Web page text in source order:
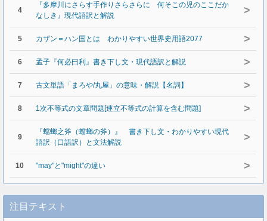
4
『多摩川にさらす手作りさらさらに 何そこの児のここだか
なしき』現代語訳と解説
>
5 カザン＝ハン国とは わかりやすい世界史用語2077 >
6 孟子『何必曰利』書き下し文・現代語訳と解説 >
7 古文単語「まろや/丸屋」の意味・解説【名詞】 >
8 1次不等式の文章問題[連立不等式の計算を含む問題] >
9
『蟷螂之斧（蟷螂の斧）』 書き下し文・わかりやすい現代
語訳（口語訳）と文法解説
>
10 "may"と"might"の違い >
注目テキスト